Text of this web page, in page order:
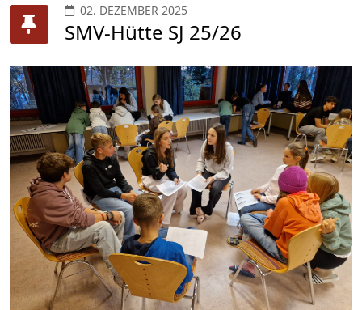
02. DEZEMBER 2025
SMV-Hütte SJ 25/26